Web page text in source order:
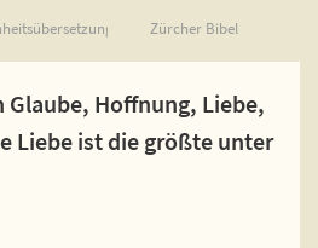
Zürcher Bibel
Glaube, Hoffnung, Liebe,
Liebe ist die größte unter